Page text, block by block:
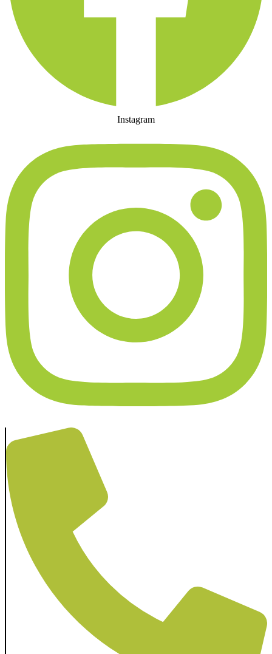
Instagram